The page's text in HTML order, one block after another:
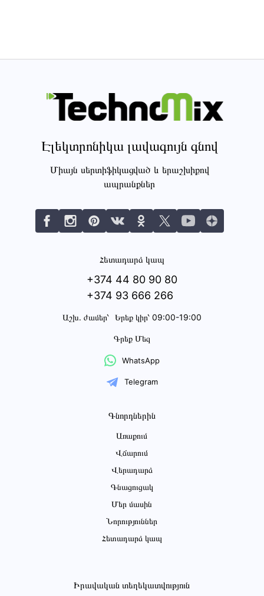
Էլեկտրոնիկա լավագույն գնով
Միայն սերտիֆիկացված և երաշխիքով
ապրանքներ
Հետադարձ կապ
+374 44 80 90 80
+374 93 666 266
Աշխ․ ժամեր՝ Երեք կիր՝ 09:00-19:00
Գրեք Մեզ
WhatsApp
Telegram
Գնորդներին
Առաքում
Վճարում
Վերադարձ
Գնացուցակ
Մեր մասին
Նորություններ
Հետադարձ կապ
Իրավական տեղեկատվություն